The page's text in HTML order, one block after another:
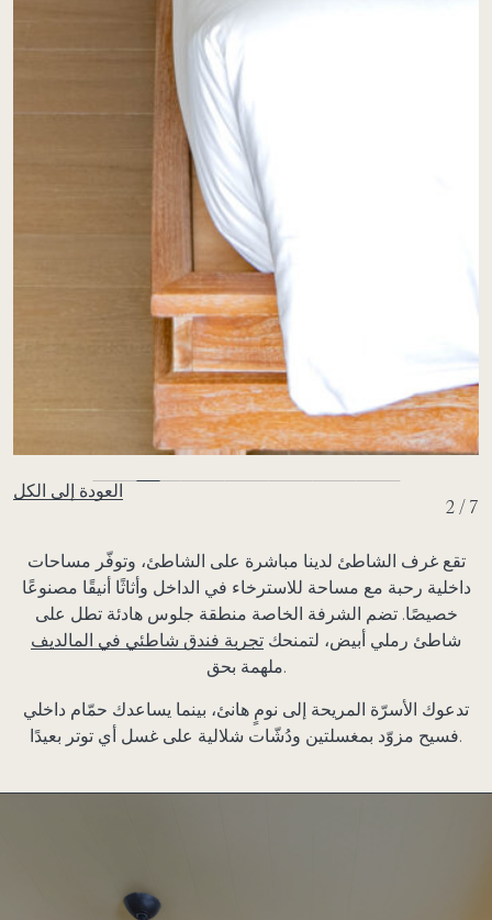
العودة إلى الكل
2 / 7
تقع غرف الشاطئ لدينا مباشرة على الشاطئ، وتوفّر مساحات
داخلية رحبة مع مساحة للاسترخاء في الداخل وأثاثًا أنيقًا مصنوعًا
خصيصًا. تضم الشرفة الخاصة منطقة جلوس هادئة تطل على
شاطئ رملي أبيض، لتمنحك تجربة فندق شاطئي في المالديف
ملهمة بحق.
تدعوك الأسرّة المريحة إلى نومٍ هانئ، بينما يساعدك حمّام داخلي
فسيح مزوّد بمغسلتين ودُشّات شلالية على غسل أي توتر بعيدًا.